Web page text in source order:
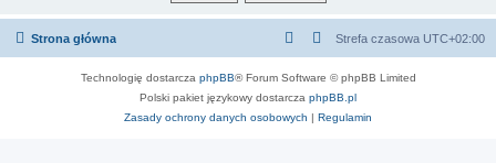
Strona główna Strefa czasowa UTC+02:00
Technologię dostarcza phpBB® Forum Software © phpBB Limited
Polski pakiet językowy dostarcza phpBB.pl
Zasady ochrony danych osobowych | Regulamin